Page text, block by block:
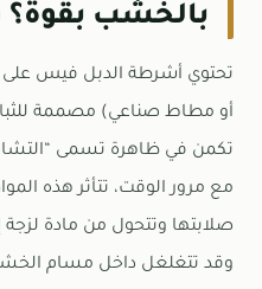
بالخشب بقوة؟
تحتوي أشرطة الدبل فيس على
أو مطاط صناعي) مصممة
مع مرور الوقت، تتأثر هذه
صلابتها وتتحول من مادة
وقد تتغلغل داخل مسام